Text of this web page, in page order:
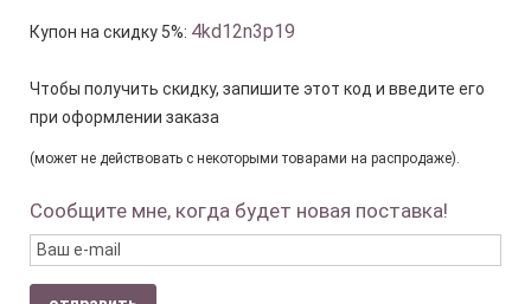
Купон на скидку 5%: 4kd12n3p19
Чтобы получить скидку, запишите этот код и введите его
при оформлении заказа
(может не действовать с некоторыми товарами на распродаже).
Сообщите мне, когда будет новая поставка!